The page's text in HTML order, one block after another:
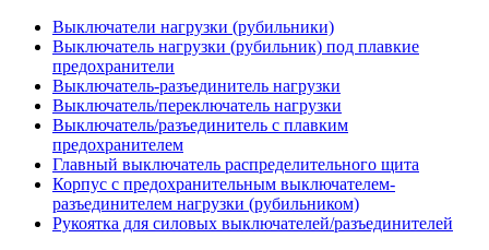
Выключатели нагрузки (рубильники)
Выключатель нагрузки (рубильник) под плавкие
предохранители
Выключатель-разъединитель нагрузки
Выключатель/переключатель нагрузки
Выключатель/разъединитель с плавким
предохранителем
Главный выключатель распределительного щита
Корпус с предохранительным выключателем-
разъединителем нагрузки (рубильником)
Рукоятка для силовых выключателей/разъединителей